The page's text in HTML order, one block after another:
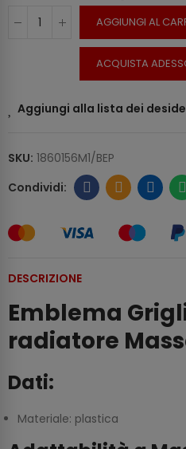
AGGIUNGI AL
ACQUISTA
Aggiungi alla lista dei
SKU: 1860156M1/BEP
DESCRIZIONE
Emblema
radiatore
Dati:
Materiale: plastica